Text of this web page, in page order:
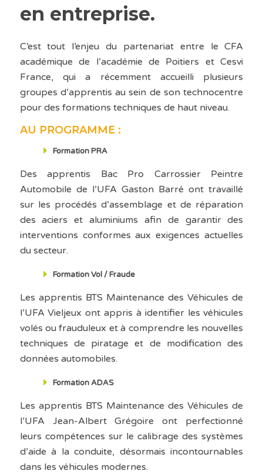
en entreprise.
C’est tout l’enjeu du partenariat entre le CFA
académique de l’académie de Poitiers et Cesvi
France, qui a récemment accueilli plusieurs
groupes d’apprentis au sein de son technocentre
pour des formations techniques de haut niveau.
AU PROGRAMME :
Formation PRA
Des apprentis Bac Pro Carrossier Peintre
Automobile de l’UFA Gaston Barré ont travaillé
sur les procédés d’assemblage et de réparation
des aciers et aluminiums afin de garantir des
interventions conformes aux exigences actuelles
du secteur.
Formation Vol / Fraude
Les apprentis BTS Maintenance des Véhicules de
l’UFA Vieljeux ont appris à identifier les véhicules
volés ou frauduleux et à comprendre les nouvelles
techniques de piratage et de modification des
données automobiles.
Formation ADAS
Les apprentis BTS Maintenance des Véhicules de
l’UFA Jean-Albert Grégoire ont perfectionné
leurs compétences sur le calibrage des systèmes
d’aide à la conduite, désormais incontournables
dans les véhicules modernes.